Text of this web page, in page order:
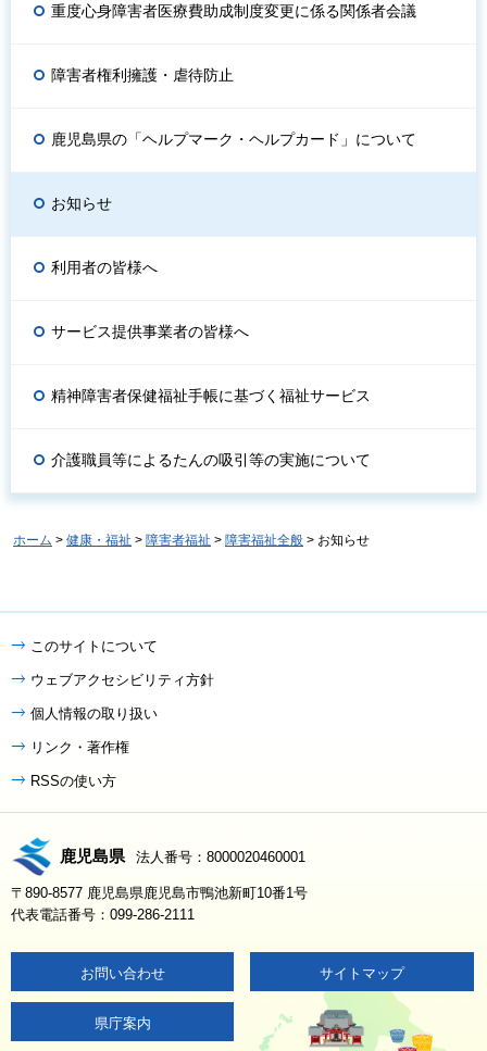
重度心身障害者医療費助成制度変更に係る関係者会議
障害者権利擁護・虐待防止
鹿児島県の「ヘルプマーク・ヘルプカード」について
お知らせ
利用者の皆様へ
サービス提供事業者の皆様へ
精神障害者保健福祉手帳に基づく福祉サービス
介護職員等によるたんの吸引等の実施について
ホーム > 健康・福祉 > 障害者福祉 > 障害福祉全般 > お知らせ
このサイトについて
ウェブアクセシビリティ方針
個人情報の取り扱い
リンク・著作権
RSSの使い方
鹿児島県 法人番号：8000020460001
〒890-8577 鹿児島県鹿児島市鴨池新町10番1号
代表電話番号：099-286-2111
お問い合わせ サイトマップ
県庁案内